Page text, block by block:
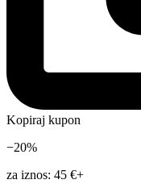
Kopiraj kupon
−20%
za iznos: 45 €+